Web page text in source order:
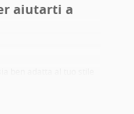
aiutarti a
canine? Queste